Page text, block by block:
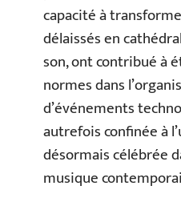
capacité à
délaissés en
son, ont contribué à
normes dans
d’événements
autrefois confinée à
désormais célébrée
musique